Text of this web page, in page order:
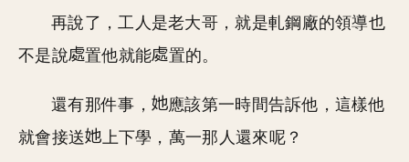
再說了，工人是老大哥，就是軋鋼廠的領導也
不是說
置他就能 置的。
還有那件事，
應該第一時間告訴他，這樣他
就會接送
上下學，萬一那人還來呢？